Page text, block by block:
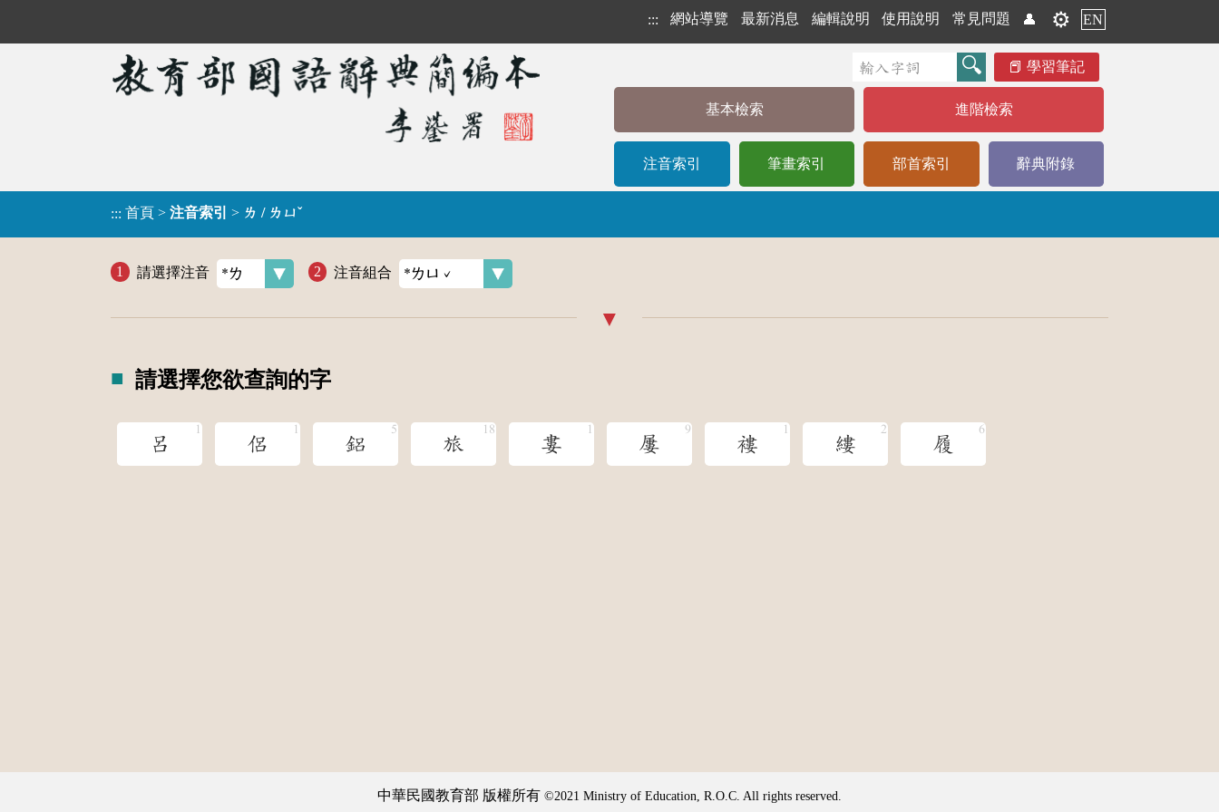
::: 網站導覽 最新消息 編輯說明 使用說明 常見問題 👤 ⚙️ EN
學習筆記
基本檢索 進階檢索
注音索引 筆畫索引 部首索引 辭典附錄
::: 首頁 > 注音索引 > ㄌ / ㄌㄩˇ
請選擇注音 注音組合
請選擇您欲查詢的字
呂 侶 鋁 旅 婁 屢 褸 縷 履
中華民國教育部 版權所有 ©2021 Ministry of Education, R.O.C. All rights reserved.